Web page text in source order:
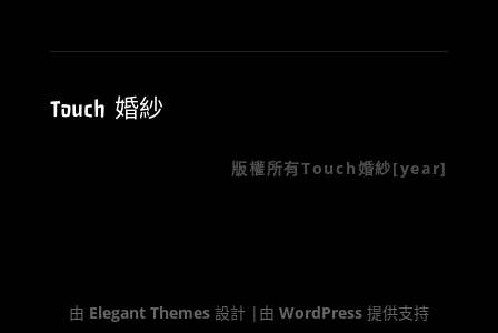
Touch 婚紗
版權所有Touch婚紗[year]
由 Elegant Themes 設計 |由 WordPress 提供支持